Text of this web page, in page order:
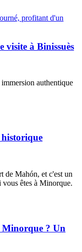
visite à Binissuès
authentique
de Mahón, et c'est un
êtes à Minorque.
Minorque ? Un